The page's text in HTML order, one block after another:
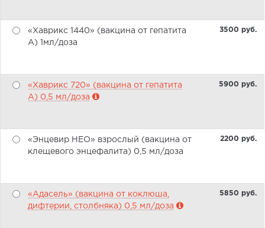
«Хаврикс 1440» (вакцина от гепатита
А) 1мл/доза
3500 pуб.
«Хаврикс 720» (вакцина от гепатита
А) 0,5 мл/доза
5900 pуб.
«Энцевир НЕО» взрослый (вакцина от
клещевого энцефалита) 0,5 мл/доза
2200 pуб.
«Адасель» (вакцина от коклюша,
дифтерии, столбняка) 0,5 мл/доза
5850 pуб.